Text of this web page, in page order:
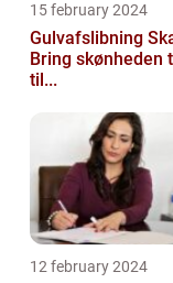
15 february 2024
Gulvafslibning
Bring skønheden
til...
12 february 2024